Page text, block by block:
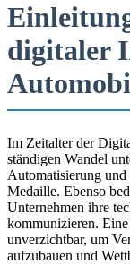
digitaler
Im Zeitalter der
ständigen Wandel
Automatisierung und
Medaille. Ebenso
Unternehmen ihre
kommunizieren.
unverzichtbar, um
aufzubauen und